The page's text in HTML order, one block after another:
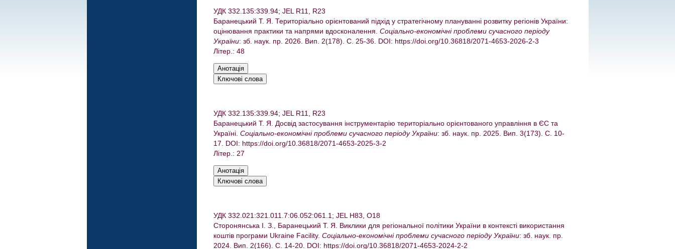
УДК 332.135:339.94; JEL R11, R23
Баранецький Т. Я. Територіально орієнтований підхід у стратегічному плануванні розвитку регіонів України:
оцінювання практики та напрями вдосконалення. Соціально-економічні проблеми сучасного періоду
України: зб. наук. пр. 2026. Вип. 2(178). С. 25-36. DOI: https://doi.org/10.36818/2071-4653-2026-2-3
Літер.: 48
УДК 332.135:339.94; JEL R11, R23
Баранецький Т. Я. Досвід застосування інструментарію територіально орієнтованого управління в ЄС та
Україні. Соціально-економічні проблеми сучасного періоду України: зб. наук. пр. 2025. Вип. 3(173). С. 10-
17. DOI: https://doi.org/10.36818/2071-4653-2025-3-2
Літер.: 27
УДК 332.021:321.011.7:06.052:061.1; JEL H83, O18
Сторонянська І. З., Баранецький Т. Я. Виклики для регіональної політики України в контексті використання
коштів програми Ukraine Facility. Соціально-економічні проблеми сучасного періоду України: зб. наук. пр.
2024. Вип. 2(166). С. 14-20. DOI: https://doi.org/10.36818/2071-4653-2024-2-2